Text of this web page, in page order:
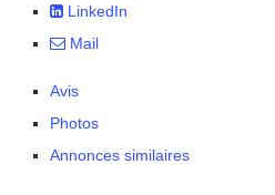
LinkedIn
Mail
Avis
Photos
Annonces similaires